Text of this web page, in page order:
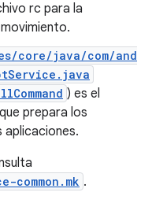
rc para la
core/java/com/and
) es el
prepara los
.